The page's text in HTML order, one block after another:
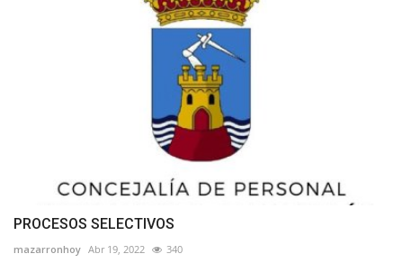
PROCESOS SELECTIVOS
mazarronhoy Abr 19, 2022 340